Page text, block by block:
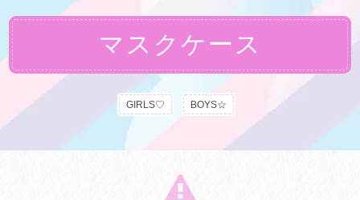
マスクケース
GIRLS♡ BOYS☆